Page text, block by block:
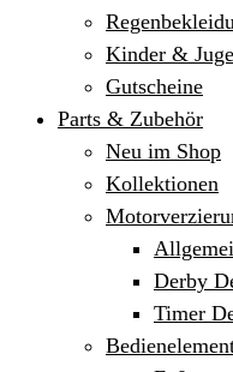
Kinder &
Gutscheine
Parts & Zubehör
Neu im Shop
Kollektionen
Derby
Timer